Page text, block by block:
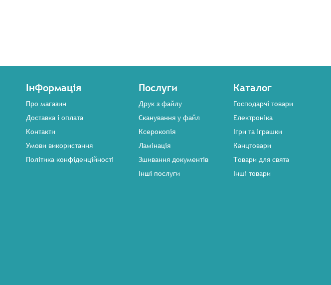
Інформація
Про магазин
Доставка і оплата
Контакти
Умови використання
Політика конфіденційності
Послуги
Друк з файлу
Сканування у файл
Ксерокопія
Ламінація
Зшивання документів
Інші послуги
Каталог
Господарчі товари
Електроніка
Ігри та іграшки
Канцтовари
Товари для свята
Інші товари